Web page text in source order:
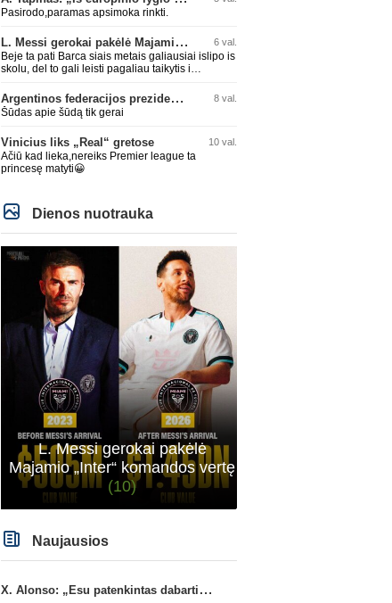
Anglijos Premier League
G. Rulli – per žingsnį nuo
persikėlimo į „Manchester City“
klubą
Pasirodo,paramas apsimoka rinkti.
L. Messi gerokai pakėlė Majamio „Inter“ komandos vertę 6 val.
Beje ta pati Barca siais metais galiausiai islipo is
skolu, del to gali leisti pagaliau taikytis i
visa Julian Alvarez saga.
Argentinos federacijos prezidentas C. Tapia negailėjo pagyrų G. Infantino 8 val.
Šūdas apie šūdą tik gerai
Vinicius liks „Real“ gretose 10 val.
Ačiū kad lieka,nereiks Premier league ta
princesę matyti😀
Dienos nuotrauka
L. Messi gerokai pakėlė
Majamio „Inter“ komandos vertę
(10)
Naujausios
X. Alonso: „Esu patenkintas dabartiniais „Chelsea“ ekipos vartininkais“